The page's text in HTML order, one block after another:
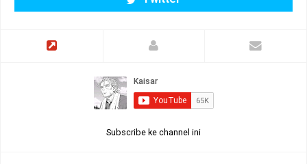
Subscribe ke channel ini